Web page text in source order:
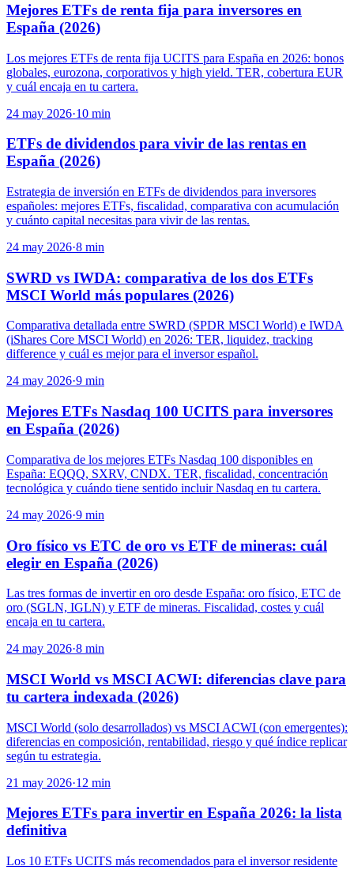
Mejores ETFs de renta fija para inversores en
España (2026)
Los mejores ETFs de renta fija UCITS para España en 2026: bonos
globales, eurozona, corporativos y high yield. TER, cobertura EUR
y cuál encaja en tu cartera.
24 may 2026·10 min
ETFs de dividendos para vivir de las rentas en
España (2026)
Estrategia de inversión en ETFs de dividendos para inversores
españoles: mejores ETFs, fiscalidad, comparativa con acumulación
y cuánto capital necesitas para vivir de las rentas.
24 may 2026·8 min
SWRD vs IWDA: comparativa de los dos ETFs
MSCI World más populares (2026)
Comparativa detallada entre SWRD (SPDR MSCI World) e IWDA
(iShares Core MSCI World) en 2026: TER, liquidez, tracking
difference y cuál es mejor para el inversor español.
24 may 2026·9 min
Mejores ETFs Nasdaq 100 UCITS para inversores
en España (2026)
Comparativa de los mejores ETFs Nasdaq 100 disponibles en
España: EQQQ, SXRV, CNDX. TER, fiscalidad, concentración
tecnológica y cuándo tiene sentido incluir Nasdaq en tu cartera.
24 may 2026·9 min
Oro físico vs ETC de oro vs ETF de mineras: cuál
elegir en España (2026)
Las tres formas de invertir en oro desde España: oro físico, ETC de
oro (SGLN, IGLN) y ETF de mineras. Fiscalidad, costes y cuál
encaja en tu cartera.
24 may 2026·8 min
MSCI World vs MSCI ACWI: diferencias clave para
tu cartera indexada (2026)
MSCI World (solo desarrollados) vs MSCI ACWI (con emergentes):
diferencias en composición, rentabilidad, riesgo y qué índice replicar
según tu estrategia.
21 may 2026·12 min
Mejores ETFs para invertir en España 2026: la lista
definitiva
Los 10 ETFs UCITS más recomendados para el inversor residente